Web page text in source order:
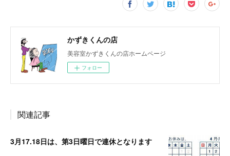
かずきくんの店
美容室かずきくんの店ホームページ
フォロー
関連記事
3月17.18日は、第3日曜日で連休となります